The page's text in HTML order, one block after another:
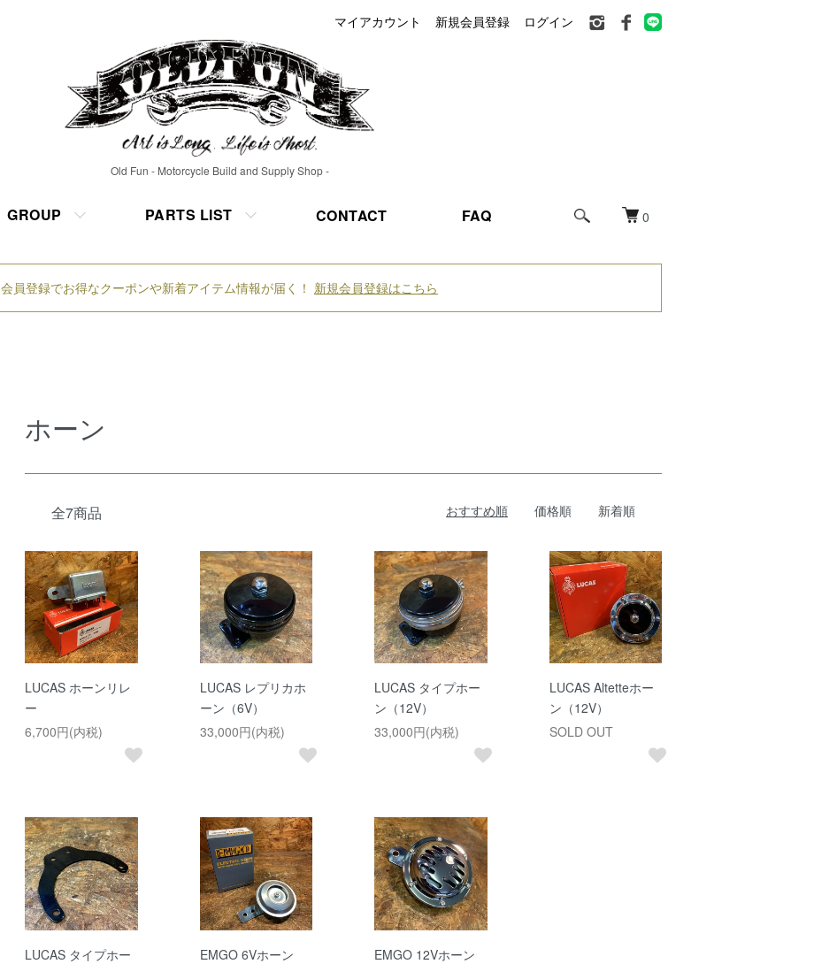
Old Fun - Motorcycle Build and Supply Shop -
0
GROUP PARTS LIST CONTACT FAQ
マイアカウント 新規会員登録 ログイン
会員登録でお得なクーポンや新着アイテム情報が届く！ 新規会員登録はこちら
ホーン
全7商品 おすすめ順 価格順 新着順
LUCAS ホーンリレ
ー
6,700円(内税)
LUCAS レプリカホ
ーン（6V）
33,000円(内税)
LUCAS タイプホー
ン（12V）
33,000円(内税)
LUCAS Altetteホー
ン（12V）
SOLD OUT
LUCAS タイプホー
EMGO 6Vホーン
EMGO 12Vホーン